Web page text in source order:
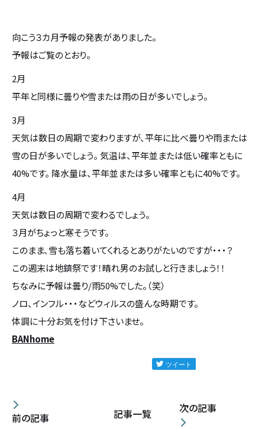
バンホームの家づくり
保証・アフターメンテナンス
家づくりの流れ
フルオーダー住宅
スタッフ紹介
お客様の声
お知らせ
ブログ
住宅の無料相談会
カタログ請求
不動産情報
向こう３カ月予報の発表がありました。
予報はご覧のとおり。
2月
平年と同様に曇りや雪または雨の日が多いでしょう。
3月
天気は数日の周期で変わりますが、平年に比べ曇りや雨または
雪の日が多いでしょう。 気温は、平年並または低い確率ともに
40%です。 降水量は、平年並または多い確率ともに40%です。
4月
天気は数日の周期で変わるでしょう。
３月がちょっと寒そうです。
このまま、雪も落ち着いてくれるとありがたいのですが・・・？
この週末は地鎮祭です！晴れ男のお試しと行きましょう！！
ちなみに予報は曇り/雨50%でした。（笑）
ノロ、インフル・・・などウィルスの盛んな時期です。
体調に十分お気を付け下さいませ。
BANhome
前の記事 記事一覧 次の記事